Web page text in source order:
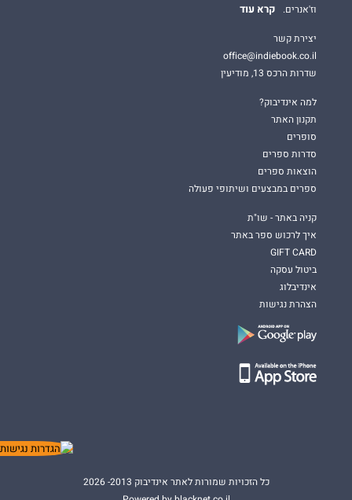
וז'אנרים.
קרא עוד
יצירת קשר
office@indiebook.co.il
שדרות הרכס 13, מודיעין
למה אינדיבוק?
תקנון האתר
סופרים
סדרות ספרים
הוצאות ספרים
ספרים במבצעים ושיתופי פעולה
קניה באתר - שו"ת
איך לרכוש ספר באתר
GIFT CARD
ביטול עסקה
אינדיבלוג
הצהרת נגישות
כל הזכויות שמורות לאתר אינדיבוק 2013- 2026